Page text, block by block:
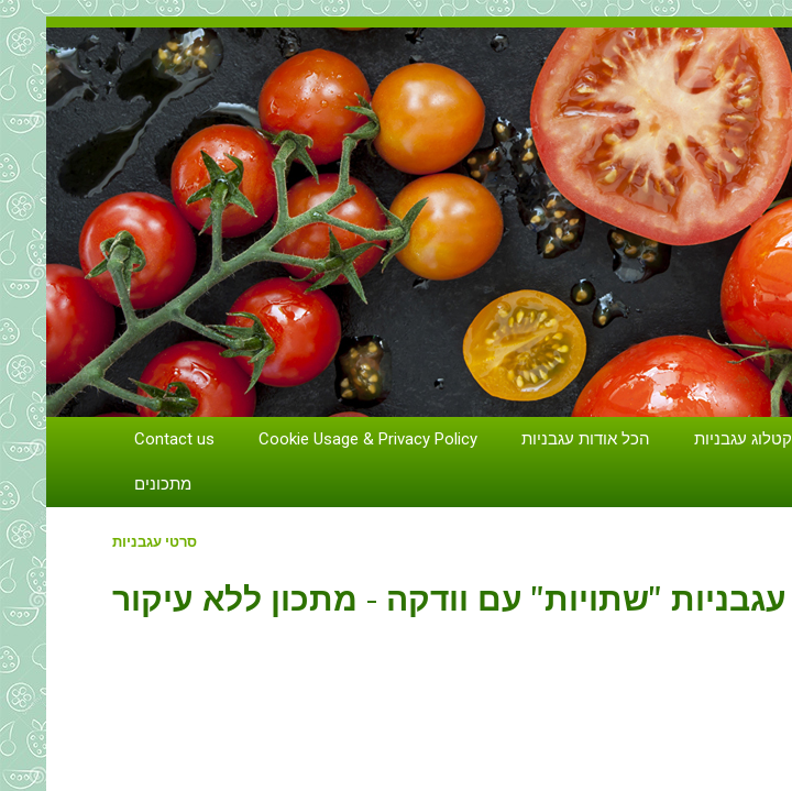
הכל על עגבניות. גידול עגבניות. זנים ושתילים. גידול וטיפול בעגבניות
Contact us Cookie Usage & Privacy Policy הכל אודות עגבניות קטלוג עגבניות
מתכונים
סרטי עגבניות
עגבניות "שתויות" עם וודקה - מתכון ללא עיקור